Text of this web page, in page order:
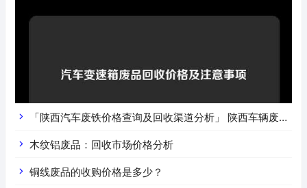
「陕西汽车废铁价格查询及回收渠道分析」 陕西车辆废铁
价是什么
木纹铝废品：回收市场价格分析
铜线废品的收购价格是多少？